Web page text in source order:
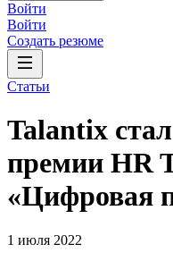
Войти
Войти
Создать резюме
Статьи
Talantix
премии HR
«Цифровая
1 июля 2022